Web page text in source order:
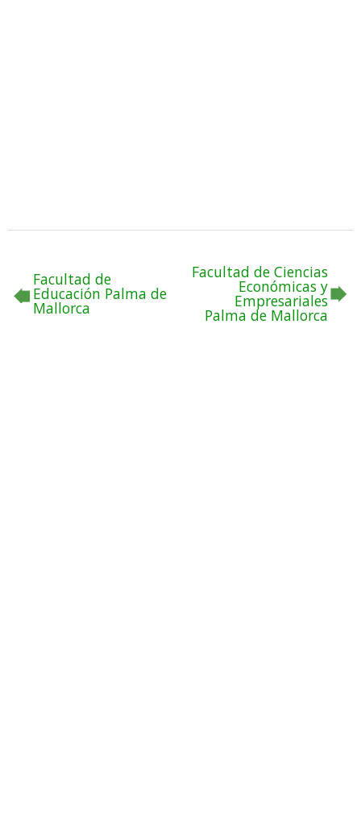
Facultad de
Educación Palma de
Mallorca
Facultad de Ciencias
Económicas y
Empresariales
Palma de Mallorca